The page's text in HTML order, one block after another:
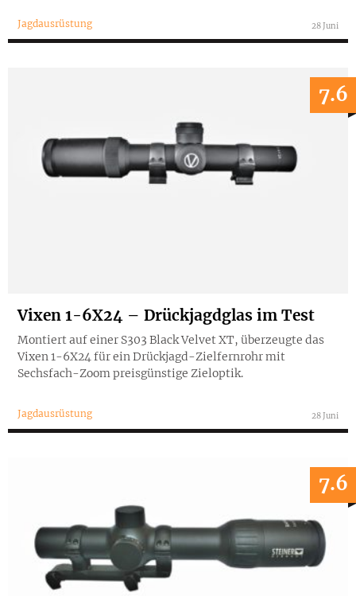
Jagdausrüstung 28 Juni
7.6
Vixen 1-6X24 – Drückjagdglas im Test
Montiert auf einer S303 Black Velvet XT, überzeugte das
Vixen 1-6X24 für ein Drückjagd-Zielfernrohr mit
Sechsfach-Zoom preisgünstige Zieloptik.
Jagdausrüstung 28 Juni
7.6